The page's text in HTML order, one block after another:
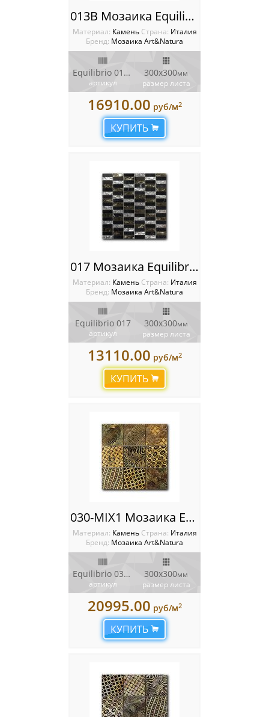
013B Мозаика Equilibrio
Материал: Камень Cтрана: Италия
Бренд: Мозаика Art&Natura
Equilibrio 013B
артикул
300x300мм
размер листа
16910.00 руб/м2
КУПИТЬ
017 Мозаика Equilibrio
Материал: Камень Cтрана: Италия
Бренд: Мозаика Art&Natura
Equilibrio 017
артикул
300x300мм
размер листа
13110.00 руб/м2
КУПИТЬ
030-MIX1 Мозаика Equilibrio
Материал: Камень Cтрана: Италия
Бренд: Мозаика Art&Natura
Equilibrio 030-MIX1
артикул
300x300мм
размер листа
20995.00 руб/м2
КУПИТЬ